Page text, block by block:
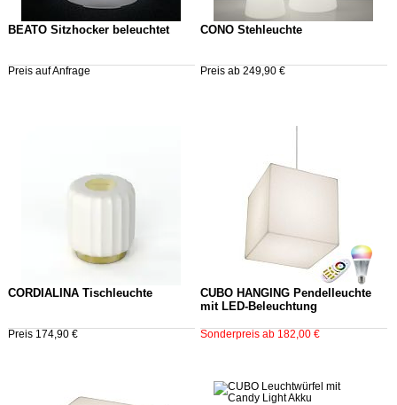
BEATO Sitzhocker beleuchtet
Preis auf Anfrage
CONO Stehleuchte
Preis ab 249,90 €
CORDIALINA Tischleuchte
Preis 174,90 €
CUBO HANGING Pendelleuchte
mit LED-Beleuchtung
Sonderpreis ab 182,00 €